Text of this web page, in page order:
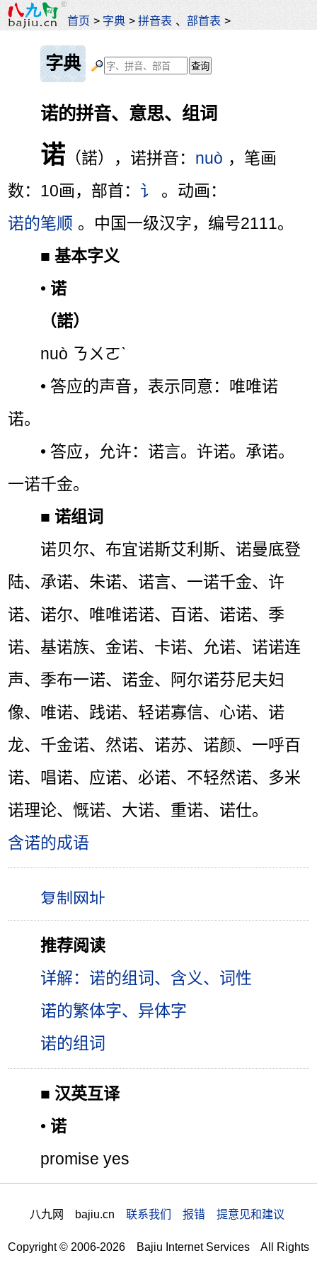
首页 > 字典 >拼音表 、部首表 >
字典
诺的拼音、意思、组词
诺 （諾），诺拼音： nuò ，笔画
数：10画，部首： 讠
。动画：
诺的笔顺 。中国一级汉字，编号2111。
■基本字义
• 诺
（諾）
nuò ㄋㄨㄛˋ
• 答应的声音，表示同意：唯唯诺
诺。
• 答应，允许：诺言。许诺。承诺。
一诺千金。
■ 诺组词
诺贝尔、布宜诺斯艾利斯、诺曼底登
陆、承诺、朱诺、诺言、一诺千金、许
诺、诺尔、唯唯诺诺、百诺、诺诺、季
诺、基诺族、金诺、卡诺、允诺、诺诺连
声、季布一诺、诺金、阿尔诺芬尼夫妇
像、唯诺、践诺、轻诺寡信、心诺、诺
龙、千金诺、然诺、诺苏、诺颜、一呼百
诺、唱诺、应诺、必诺、不轻然诺、多米
诺理论、慨诺、大诺、重诺、诺仕。
含诺的成语
推荐阅读
详解：诺的组词、含义、词性
诺的繁体字、异体字
诺的组词
■ 汉英互译
• 诺
promise yes
八九网 bajiu.cn 联系我们 报错 提意见和建议
Copyright © 2006-2026 Bajiu Internet Services All Rights